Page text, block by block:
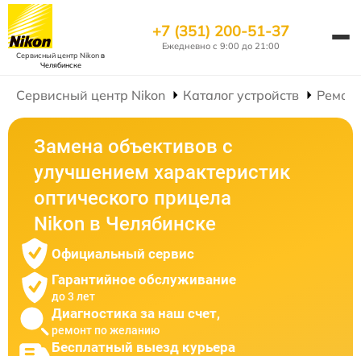
Сервисный центр Nikonв
Челябинске
+7 (351) 200-51-37
Ежедневно с 9:00 до 21:00
Сервисный центр Nikon Каталог устройств
Замена объективов с
улучшением характеристик
оптического прицела
Nikon в Челябинске
Официальный сервис
Гарантийное обслуживание
до 3 лет
Диагностика за наш счет,
ремонт по желанию
Бесплатный выезд курьера